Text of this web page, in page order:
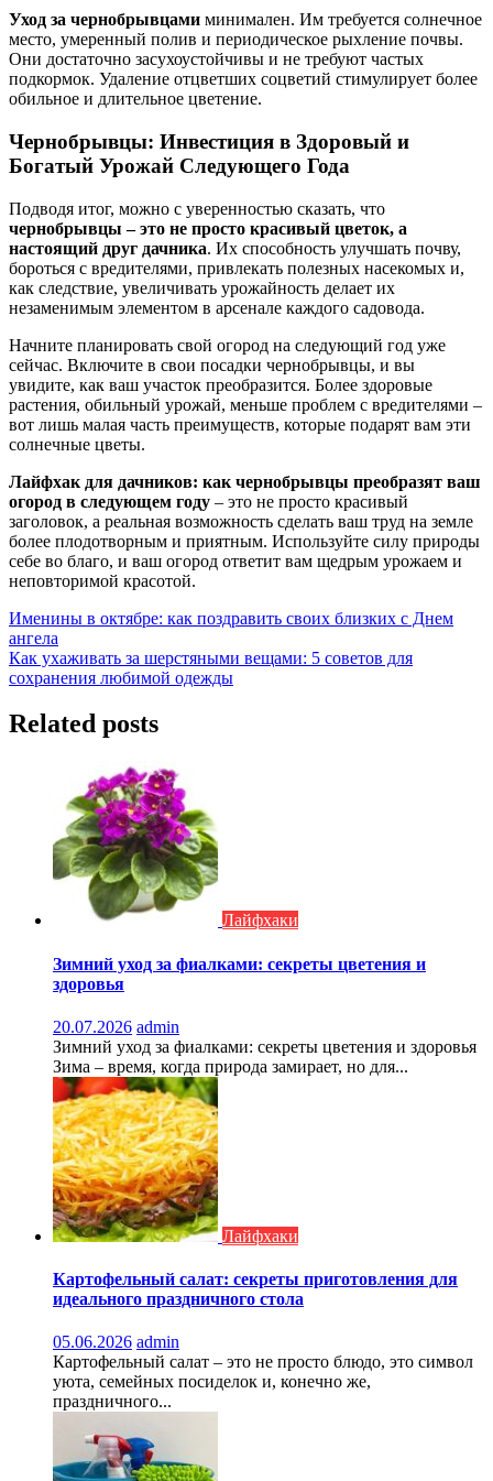
Уход за чернобрывцами минимален. Им требуется солнечное
место, умеренный полив и периодическое рыхление почвы.
Они достаточно засухоустойчивы и не требуют частых
подкормок. Удаление отцветших соцветий стимулирует более
обильное и длительное цветение.
Чернобрывцы: Инвестиция в Здоровый и
Богатый Урожай Следующего Года
Подводя итог, можно с уверенностью сказать, что
чернобрывцы – это не просто красивый цветок, а
настоящий друг дачника. Их способность улучшать почву,
бороться с вредителями, привлекать полезных насекомых и,
как следствие, увеличивать урожайность делает их
незаменимым элементом в арсенале каждого садовода.
Начните планировать свой огород на следующий год уже
сейчас. Включите в свои посадки чернобрывцы, и вы
увидите, как ваш участок преобразится. Более здоровые
растения, обильный урожай, меньше проблем с вредителями –
вот лишь малая часть преимуществ, которые подарят вам эти
солнечные цветы.
Лайфхак для дачников: как чернобрывцы преобразят ваш
огород в следующем году – это не просто красивый
заголовок, а реальная возможность сделать ваш труд на земле
более плодотворным и приятным. Используйте силу природы
себе во благо, и ваш огород ответит вам щедрым урожаем и
неповторимой красотой.
Навигация
по
записям
Именины в октябре: как поздравить своих близких с Днем
ангела
Как ухаживать за шерстяными вещами: 5 советов для
сохранения любимой одежды
Related posts
Лайфхаки
Зимний уход за фиалками: секреты цветения и
здоровья
20.07.2026 admin
Зимний уход за фиалками: секреты цветения и здоровья
Зима – время, когда природа замирает, но для...
Лайфхаки
Картофельный салат: секреты приготовления для
идеального праздничного стола
05.06.2026 admin
Картофельный салат – это не просто блюдо, это символ
уюта, семейных посиделок и, конечно же,
праздничного...